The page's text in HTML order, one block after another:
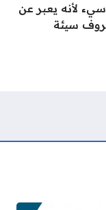
لأنه يعبر عن
سيئة